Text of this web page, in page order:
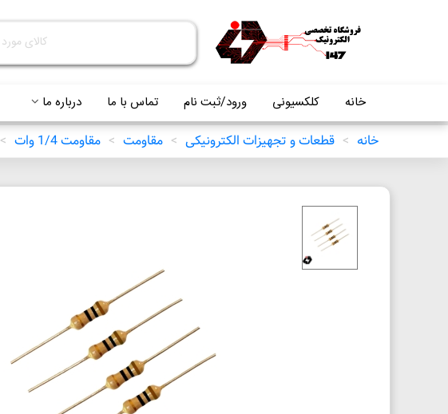
خانه کلکسیونی ورود/ثبت نام تماس با ما درباره ما
خانه > قطعات و تجهیزات الکترونیکی > مقاومت > مقاومت 1/4 وات >